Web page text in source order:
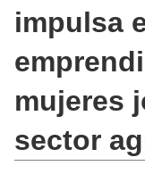
impulsa
mujeres
sector